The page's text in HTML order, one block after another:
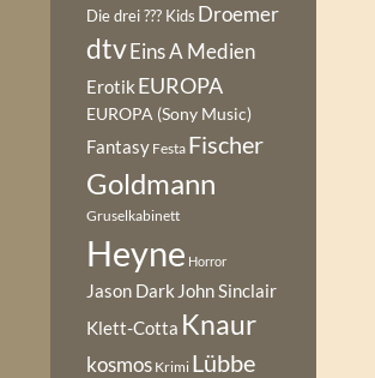
Die drei ??? Kids Droemer
dtvEins A Medien
Erotik EUROPA
EUROPA (Sony Music)
Fantasy Festa Fischer
Goldmann
Gruselkabinett
Heyne Horror
Jason Dark John Sinclair
Klett-Cotta Knaur
kosmos Krimi Lübbe